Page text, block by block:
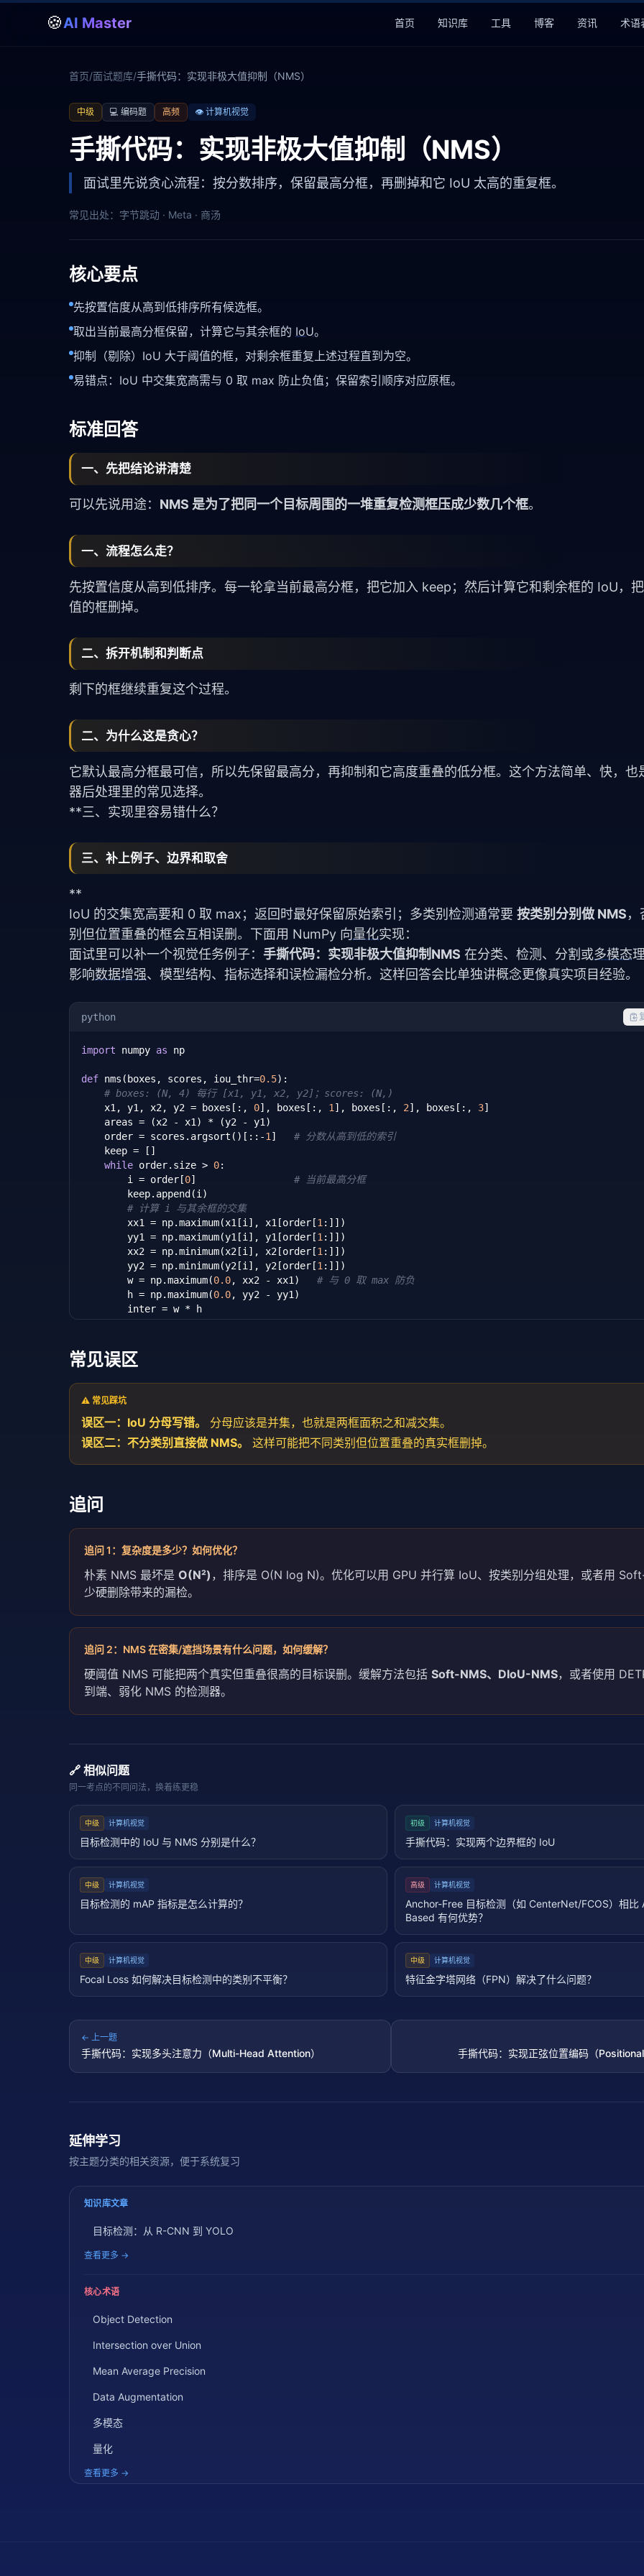
🍪AI Master 首页 知识库 工具 博客 资讯 术语
首页/面试题库/手撕代码：实现非极大值抑制（NMS）
中级 💻 编码题 高频 👁️ 计算机视觉
手撕代码：实现非极大值抑制（NMS）
面试里先说贪心流程：按分数排序，保留最高分框，再删掉和它 IoU 太高的重复框。
常见出处： 字节跳动 · Meta · 商汤
核心要点
先按置信度从高到低排序所有候选框。
取出当前最高分框保留，计算它与其余框的 IoU。
抑制（剔除）IoU 大于阈值的框，对剩余框重复上述过程直到为空。
易错点：IoU 中交集宽高需与 0 取 max 防止负值；保留索引顺序对应原框。
标准回答
一、先把结论讲清楚
可以先说用途： NMS 是为了把同一个目标周围的一堆重复检测框压成少数几个框。
一、流程怎么走？
先按置信度从高到低排序。每一轮拿当前最高分框，把它加入 keep；然后计算它和剩余框的 IoU，
值的框删掉。
二、拆开机制和判断点
剩下的框继续重复这个过程。
二、为什么这是贪心？
它默认最高分框最可信，所以先保留最高分，再抑制和它高度重叠的低分框。这个方法简单、快，也
器后处理里的常见选择。
**三、实现里容易错什么？
三、补上例子、边界和取舍
**
IoU 的交集宽高要和 0 取 max；返回时最好保留原始索引；多类别检测通常要 按类别分别做 NMS，
别但位置重叠的框会互相误删。下面用 NumPy 向量化实现：
面试里可以补一个视觉任务例子： 手撕代码：实现非极大值抑制NMS 在分类、检测、分割或多模态
影响数据增强、模型结构、指标选择和误检漏检分析。这样回答会比单独讲概念更像真实项目经验。
python
import numpy as np
def nms(boxes, scores, iou_thr=0.5):
# boxes: (N, 4) 每行 [x1, y1, x2, y2]；scores: (N,)
    x1, y1, x2, y2 = boxes[:,
0], boxes[:, 1 ], boxes[:, 2], boxes[:, 3]
    areas = (x2 - x1) * (y2 - y1)
    order = scores.argsort()[::-
1 ] # 分数从高到低的索引
    keep = []
while order.size > 0:
        i = order[
0] # 当前最高分框
        keep.append(i)
# 计算 i 与其余框的交集
        xx1 = np.maximum(x1[i], x1[order[
1 :]])
        yy1 = np.maximum(y1[i], y1[order[
1 :]])
        xx2 = np.minimum(x2[i], x2[order[
1 :]])
        yy2 = np.minimum(y2[i], y2[order[
1 :]])
        w = np.maximum(
0.0, xx2 - xx1) # 与 0 取 max 防负
        h = np.maximum(
0.0, yy2 - yy1)
        inter = w * h
        iou = inter / (areas[i] + areas[order[
1:]] - inter)
        order = order[
return
if __name__ ==
    scores = np.array([
0.9, 0.8, 0.7])
    print(nms(boxes, scores,
0.5)) # [0, 2]，框1 被框0 抑制
常见误区
⚠️ 常见踩坑
误区一：IoU 分母写错。
分母应该是并集，也就是两框面积之和减交集。
误区二：不分类别直接做 NMS。
这样可能把不同类别但位置重叠的真实框删掉。
追问
追问1 ： 复杂度是多少？如何优化？
朴素 NMS 最坏是 O(N²) ，排序是 O(N log N)。优化可以用 GPU 并行算 IoU、按类别分组处理，或者用
少硬删除带来的漏检。
追问 2： NMS 在密集/遮挡场景有什么问题，如何缓解？
硬阈值 NMS 可能把两个真实但重叠很高的目标误删。缓解方法包括 Soft-NMS、DIoU-NMS，或者使用
到端、弱化 NMS 的检测器。
🔗 相似问题
同一考点的不同问法，换着练更稳
中级 计算机视觉
目标检测中的 IoU 与 NMS 分别是什么？
初级 计算机视觉
手撕代码：实现两个边界框的 IoU
中级 计算机视觉
目标检测的 mAP 指标是怎么计算的？
高级 计算机视觉
Anchor-Free 目标检测（如 CenterNet/FCOS）相比
Based 有何优势？
中级 计算机视觉
Focal Loss 如何解决目标检测中的类别不平衡？
中级 计算机视觉
特征金字塔网络（FPN）解决了什么问题？
← 上一题
手撕代码：实现多头注意力（Multi-Head Attention） 手撕代码：实现正弦位置编码（Positional
延伸学习
按主题分类的相关资源，便于系统复习
知识库文章
目标检测：从 R-CNN 到 YOLO
查看更多 →
核心术语
Object Detection
Intersection over Union
Mean Average Precision
Data Augmentation
多模态
量化
查看更多 →